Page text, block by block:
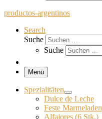
productos-argentinos
Search
Suche
Suche
Menü
Spezialitäten
Dulce de Leche
Feste Marmeladen
Alfajores (6 Stk.)